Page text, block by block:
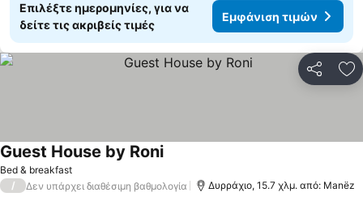
Επιλέξτε ημερομηνίες, για να
δείτε τις ακριβείς τιμές
Εμφάνιση τιμών
Bed & breakfast
Guest House by RoniΕμφάνιση τιμών
/ Δεν υπάρχει διαθέσιμη βαθμολογία Δυρράχιο, 15.7 χλμ. από: Manëz